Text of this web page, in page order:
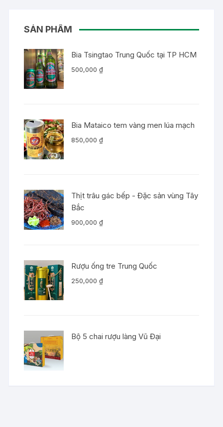
SẢN PHẨM
Bia Tsingtao Trung Quốc tại TP HCM
500,000₫
Bia Mataico tem vàng men lúa mạch
850,000₫
Thịt trâu gác bếp - Đặc sản vùng Tây
Bắc
900,000₫
Rượu ống tre Trung Quốc
250,000₫
Bộ 5 chai rượu làng Vũ Đại